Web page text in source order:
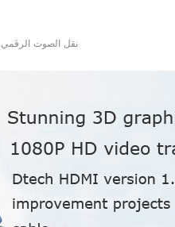
6) نقل الصوت الرقمي &